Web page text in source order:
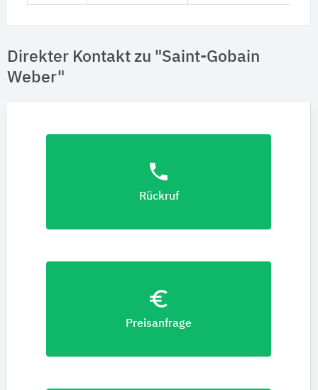
Direkter Kontakt zu "Saint-Gobain
Weber"
phone
Rückruf
euro_symbol
Preisanfrage